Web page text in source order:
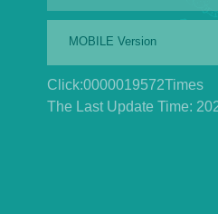
MOBILE Version
Click:0000019572Times
The Last Update Time: